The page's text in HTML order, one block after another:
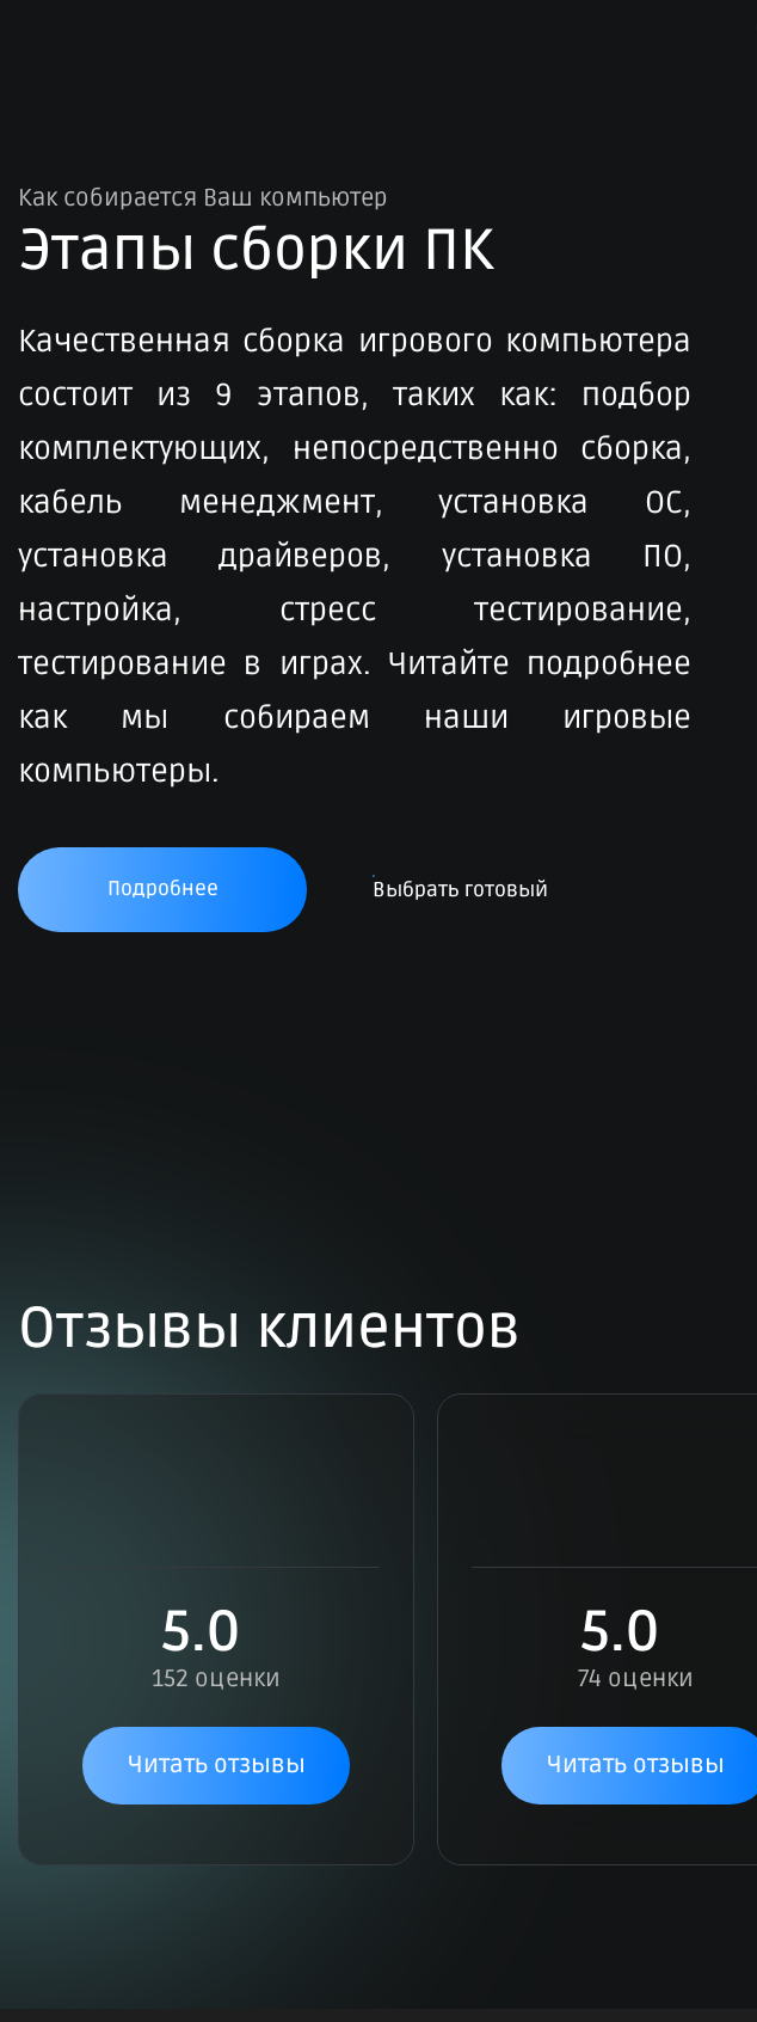
Как собирается Ваш компьютер
Этапы сборки ПК​
Качественная сборка игрового компьютера
состоит из 9 этапов, таких как: подбор
комплектующих, непосредственно сборка,
кабель менеджмент, установка ОС,
установка драйверов, установка ПО,
настройка, стресс тестирование,
тестирование в играх. Читайте подробнее
как мы собираем наши игровые
компьютеры.
Подробнее Выбрать готовый
Отзывы клиентов
5.0
152 оценки
Читать отзывы
5.0
74 оценки
Читать отзывы